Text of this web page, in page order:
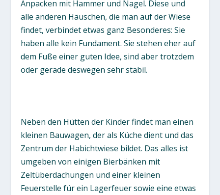
Anpacken mit Hammer und Nagel. Diese und
alle anderen Häuschen, die man auf der Wiese
findet, verbindet etwas ganz Besonderes: Sie
haben alle kein Fundament. Sie stehen eher auf
dem Fuße einer guten Idee, sind aber trotzdem
oder gerade deswegen sehr stabil.
Neben den Hütten der Kinder findet man einen
kleinen Bauwagen, der als Küche dient und das
Zentrum der Habichtwiese bildet. Das alles ist
umgeben von einigen Bierbänken mit
Zeltüberdachungen und einer kleinen
Feuerstelle für ein Lagerfeuer sowie eine etwas